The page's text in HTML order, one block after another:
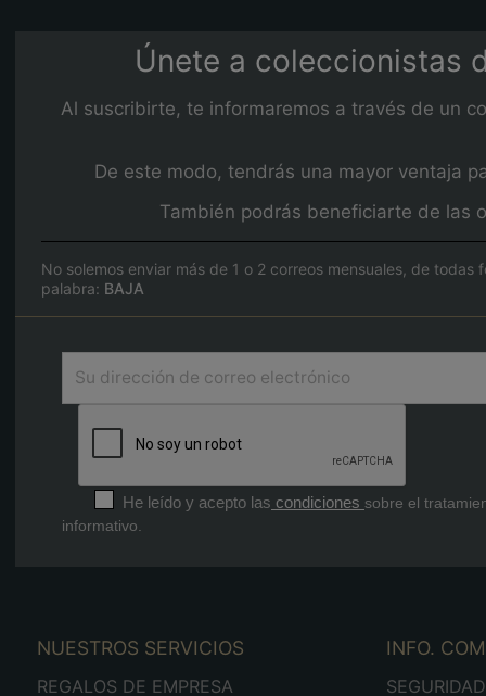
Únete a coleccionistas
Al suscribirte, te informaremos a través de un
De este modo, tendrás una mayor ventaja
También podrás beneficiarte de las
No solemos enviar más de 1 o 2 correos mensuales, de
palabra: BAJA
He leído y acepto las condiciones sobre el
informativo.
NUESTROS SERVICIOS
REGALOS DE EMPRESA
INFO.
SEGURIDAD